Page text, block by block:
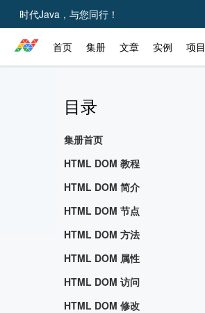
时代Java，与您同行！
首页 集册 文章 实例 项目
目录
集册首页
HTML DOM 教程
HTML DOM 简介
HTML DOM 节点
HTML DOM 方法
HTML DOM 属性
HTML DOM 访问
HTML DOM 修改